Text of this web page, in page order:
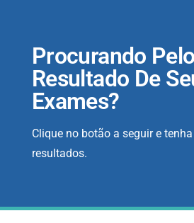
Procurando Pelo
Resultado De
Exames?
Clique no botão a seguir e
resultados.